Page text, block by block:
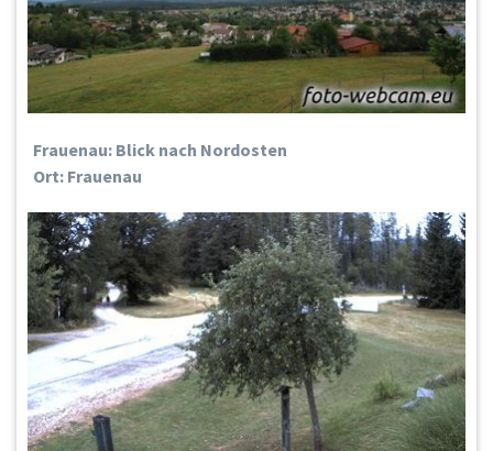
Frauenau: Blick nach Nordosten
Ort: Frauenau